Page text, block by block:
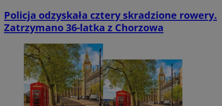
Policja odzyskała cztery skradzione rowery.
Zatrzymano 36-latka z Chorzowa